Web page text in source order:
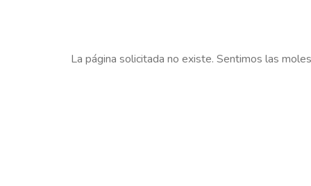
La página solicitada no existe. Sentimos las